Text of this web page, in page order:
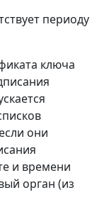
периоду
ключа
они
и времени
орган (из